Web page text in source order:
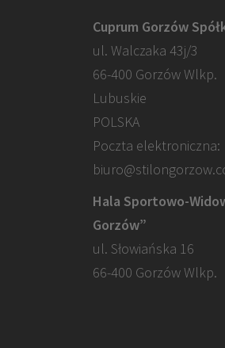
Cuprum Gorzów
ul. Walczaka 43j/3
66-400 Gorzów Wlkp.
Lubuskie
POLSKA
Poczta elektroniczna:
Hala Sportowo-
Gorzów”
ul. Słowiańska 16
66-400 Gorzów Wlkp.